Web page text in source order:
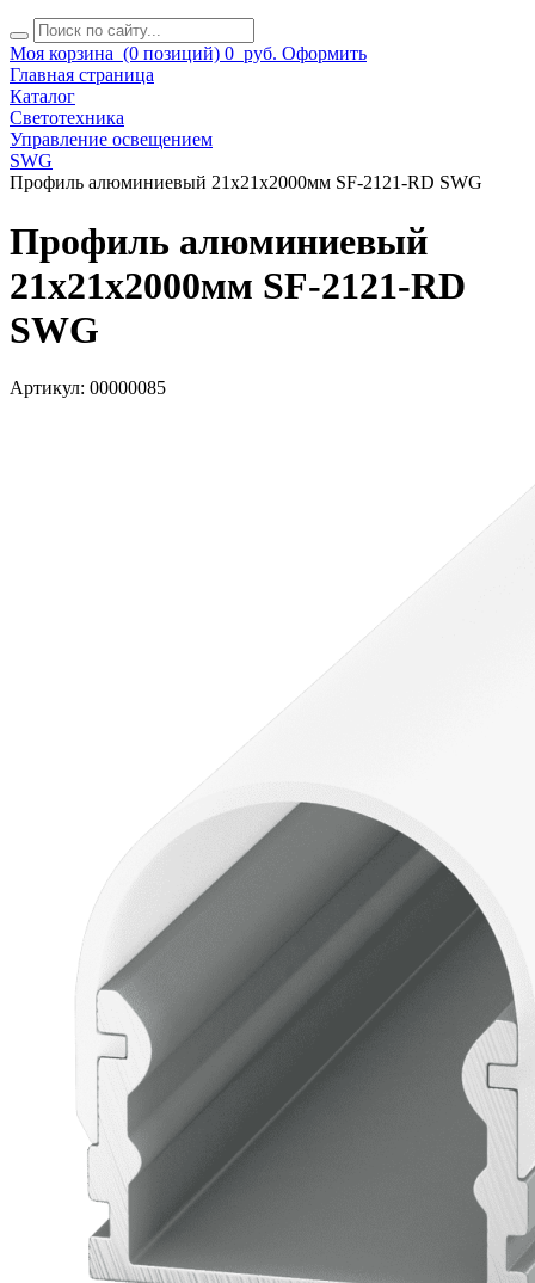
Моя корзина (0 позиций) 0 руб. Оформить
Главная страница
Каталог
Светотехника
Управление освещением
SWG
Профиль алюминиевый 21x21х2000мм SF-2121-RD SWG
Профиль алюминиевый
21x21х2000мм SF-2121-RD
SWG
Артикул: 00000085